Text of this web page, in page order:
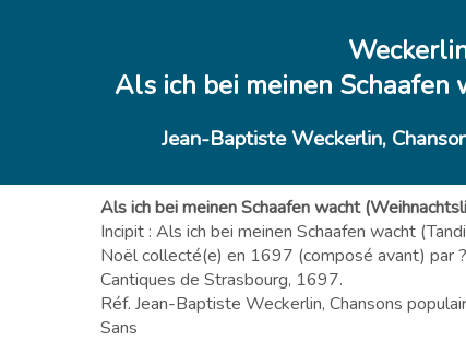
Als ich bei meinen
Jean-Baptiste Weckerlin,
Als ich bei meinen Schaafen wacht
Incipit : Als ich bei meinen Schaafen wacht
Noël collecté(e) en 1697 (composé avant) par ?
Cantiques de Strasbourg, 1697.
Réf. Jean-Baptiste Weckerlin, Chansons
Sans